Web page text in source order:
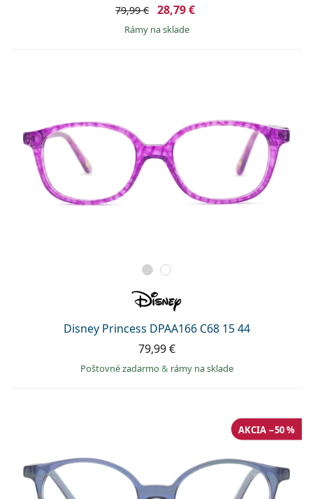
79,99 € 28,79 €
rámy na sklade
Disney Princess DPAA166 C68 15 44
79,99 €
Poštovné zadarmo& rámy na sklade
AKCIA −50 %